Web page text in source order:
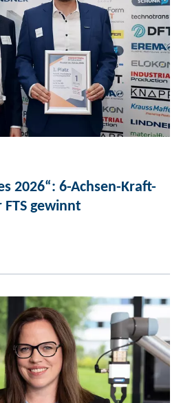
2026“: 6-Achsen-Kraft-
gewinnt